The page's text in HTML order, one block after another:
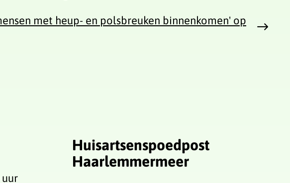
met heup- en polsbreuken binnenkomen' op
uur
Huisartsenspoedpost
Haarlemmermeer